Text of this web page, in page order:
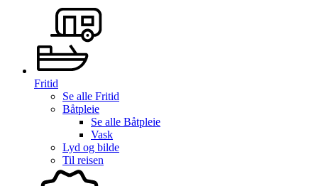
Fritid
Se alle Fritid
Båtpleie
Se alle Båtpleie
Vask
Lyd og bilde
Til reisen